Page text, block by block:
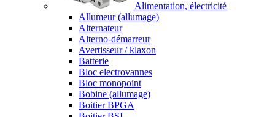
Alimentation, électricité
Allumeur (allumage)
Alternateur
Alterno-démarreur
Avertisseur / klaxon
Batterie
Bloc electrovannes
Bloc monopoint
Bobine (allumage)
Boitier BPGA